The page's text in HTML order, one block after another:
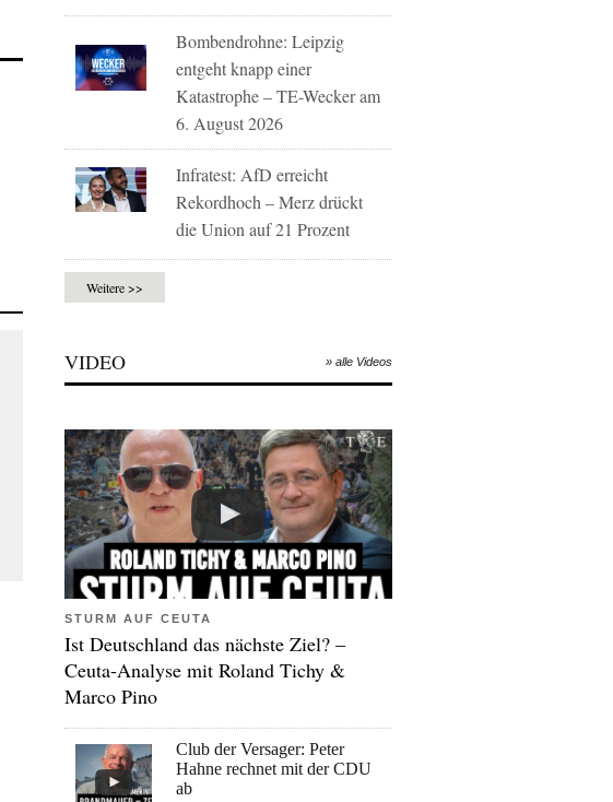
Bombendrohne: Leipzig
entgeht knapp einer
Katastrophe – TE-Wecker am
6. August 2026
Infratest: AfD erreicht
Rekordhoch – Merz drückt
die Union auf 21 Prozent
Weitere >>
VIDEO » alle Videos
STURM AUF CEUTA
Ist Deutschland das nächste Ziel? –
Ceuta-Analyse mit Roland Tichy &
Marco Pino
Club der Versager: Peter
Hahne rechnet mit der CDU
ab